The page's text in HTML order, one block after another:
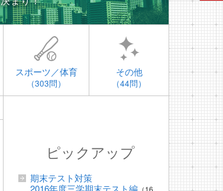
スポーツ／体育
（303問）
その他
（44問）
ピックアップ
期末テスト対策
2016年度三学期末テスト編 （16